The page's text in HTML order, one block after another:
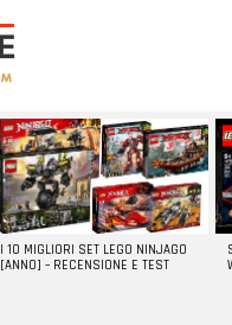
I 10 MIGLIORI SET LEGO NINJAGO
[ANNO] – RECENSIONE E TEST